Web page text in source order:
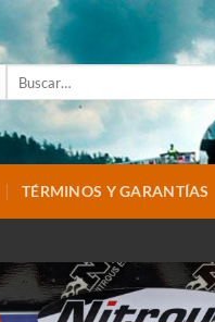
TÉRMINOS Y GARANTÍAS